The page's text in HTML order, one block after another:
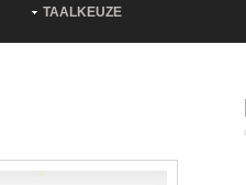
TAALKEUZE